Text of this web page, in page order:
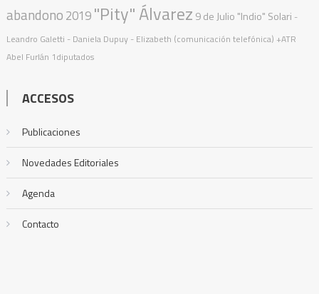
abandono2019"Pity" Álvarez 9 de Julio "Indio" Solari -
Leandro Galetti - Daniela Dupuy - Elizabeth (comunicación telefónica) +ATR
Abel Furlán 1diputados
ACCESOS
Publicaciones
Novedades Editoriales
Agenda
Contacto